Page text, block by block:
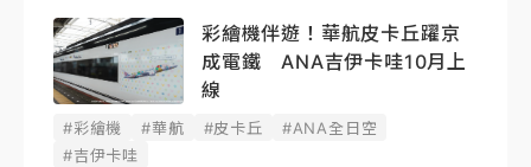
彩繪機伴遊！華航皮卡丘躍京
成電鐵 ANA吉伊卡哇10月上
線
#彩繪機 #華航 #皮卡丘
#ANA全日空
#吉伊卡哇